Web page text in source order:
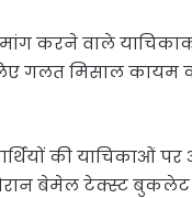
करने वाले
गलत मिसाल
की याचिकाओं
बेमेल टेक्स्ट